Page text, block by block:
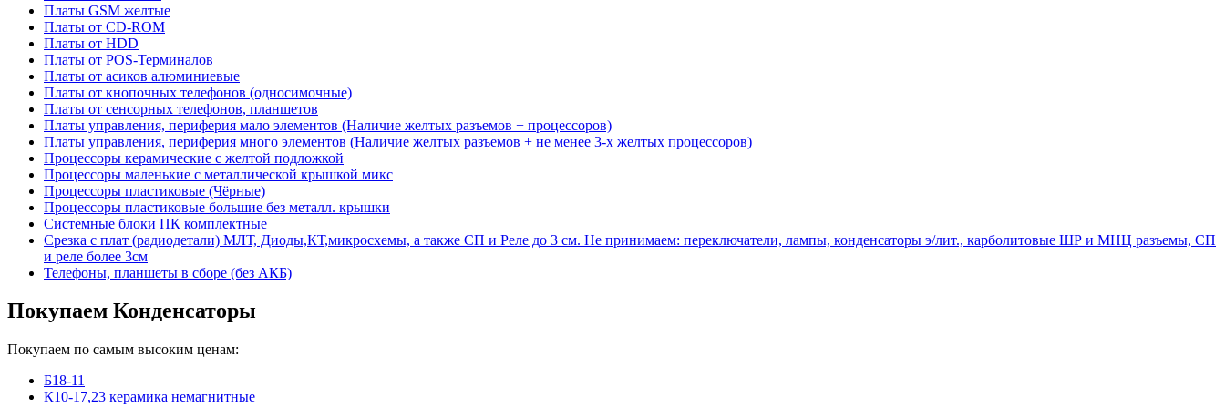
Платы GSM желтые
Платы от CD-ROM
Платы от HDD
Платы от POS-Терминалов
Платы от асиков алюминиевые
Платы от кнопочных телефонов (односимочные)
Платы от сенсорных телефонов, планшетов
Платы управления, периферия мало элементов (Наличие желтых разъемов + процессоров)
Платы управления, периферия много элементов (Наличие желтых разъемов + не менее 3-х желтых процессоров)
Процессоры керамические с желтой подложкой
Процессоры маленькие с металлической крышкой микс
Процессоры пластиковые (Чёрные)
Процессоры пластиковые большие без металл. крышки
Системные блоки ПК комплектные
Срезка с плат (радиодетали) МЛТ, Диоды,КТ,микросхемы, а также СП и Реле до 3 см. Не принимаем: переключатели, лампы, конденсаторы э/лит., карболитовые ШР и МНЦ разъемы, СП
и реле более 3см
Телефоны, планшеты в сборе (без АКБ)
Покупаем Конденсаторы
Покупаем по самым высоким ценам:
Б18-11
К10-17,23 керамика немагнитные